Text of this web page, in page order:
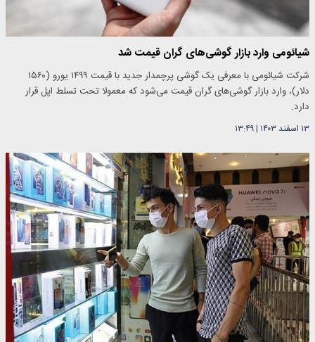
شیائومی وارد بازار گوشی‌های گران قیمت شد
شرکت شیائومی با معرفی یک گوشی پرچمدار جدید با قیمت ۱۴۹۹ یورو (۱۵۶۰
دلار)، وارد بازار گوشی‌های گران قیمت می‌شود که معمولا تحت تسلط اپل قرار
دارد.
۱۳ اسفند ۱۴۰۳ |۱۳:۴۹